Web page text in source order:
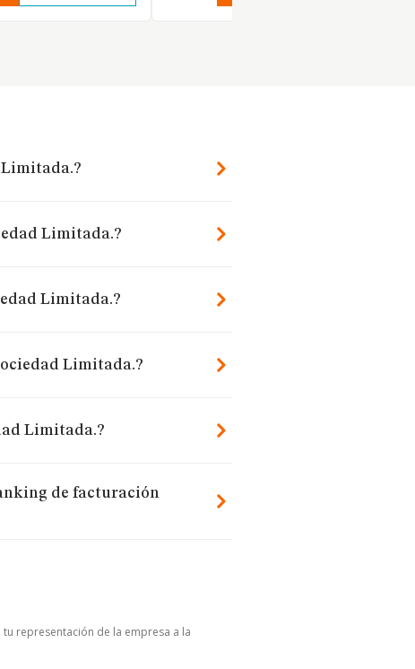
Limitada.?
Limitada.?
Limitada.?
Limitada.?
Limitada.?
de facturación
representación de la empresa a la